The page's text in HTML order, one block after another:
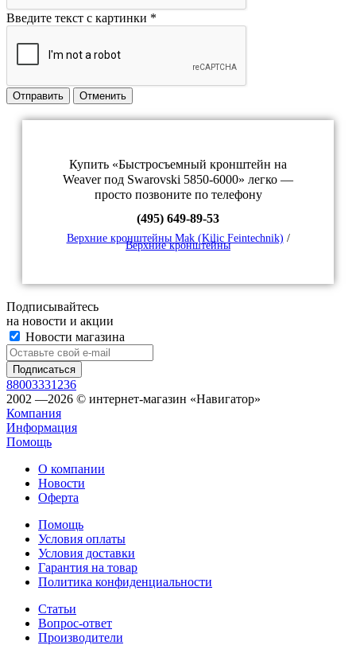
Введите текст с картинки *
Отправить Отменить
Купить «Быстросъемный кронштейн на
Weaver под Swarovski 5850-6000» легко —
просто позвоните по телефону
(495) 649-89-53
Верхние кронштейны Mak (Kilic Feintechnik) /
Верхние кронштейны
Подписывайтесь
на новости и акции
Новости магазина
88003331236
2002 —2026 © интернет-магазин «Навигатор»
Компания
Информация
Помощь
О компании
Новости
Оферта
Помощь
Условия оплаты
Условия доставки
Гарантия на товар
Политика конфиденциальности
Статьи
Вопрос-ответ
Производители